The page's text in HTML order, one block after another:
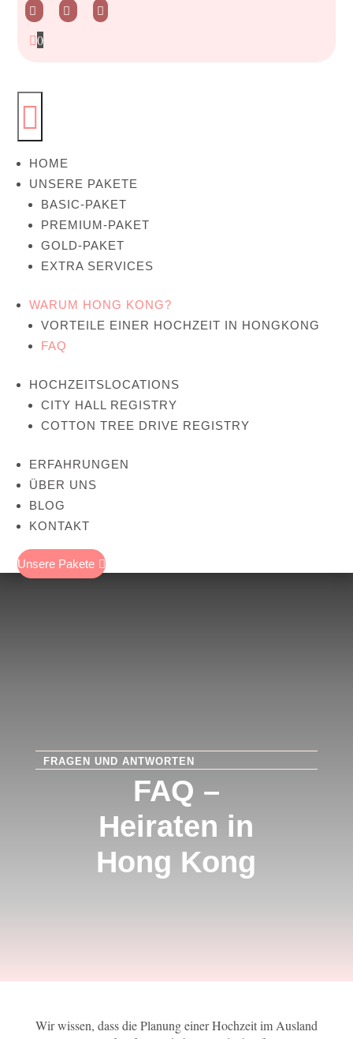
  
0

HOME
UNSERE PAKETE
BASIC-PAKET
PREMIUM-PAKET
GOLD-PAKET
EXTRA SERVICES
WARUM HONG KONG?
VORTEILE EINER HOCHZEIT IN HONGKONG
FAQ
HOCHZEITSLOCATIONS
CITY HALL REGISTRY
COTTON TREE DRIVE REGISTRY
ERFAHRUNGEN
ÜBER UNS
BLOG
KONTAKT
Unsere Pakete 
FRAGEN UND ANTWORTEN
FAQ –
Heiraten in
Hong Kong
Wir wissen, dass die Planung einer Hochzeit im Ausland